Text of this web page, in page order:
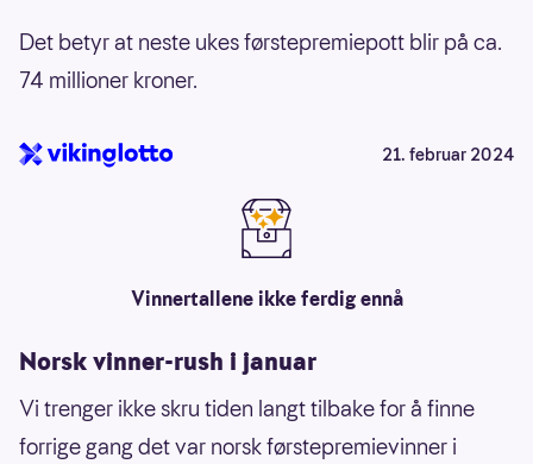
Det betyr at neste ukes førstepremiepott blir på ca.
74 millioner kroner.
21. februar 2024
Vinnertallene ikke ferdig ennå
Norsk vinner-rush i januar
Vi trenger ikke skru tiden langt tilbake for å finne
forrige gang det var norsk førstepremievinner i